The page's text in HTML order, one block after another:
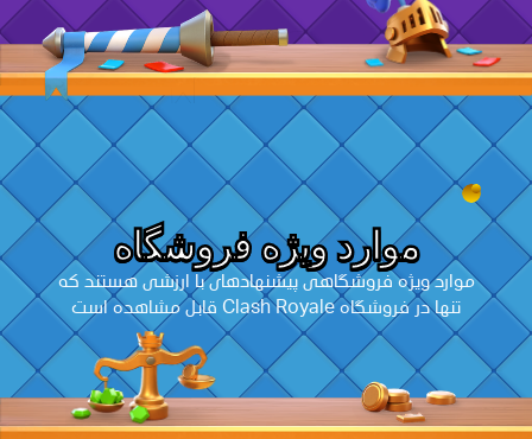
موارد ویژه فروشگاه
موارد ویژه فروشگاهی پیشنهادهای با ارزشی هستند که
تنها در فروشگاه Clash Royale قابل مشاهده است